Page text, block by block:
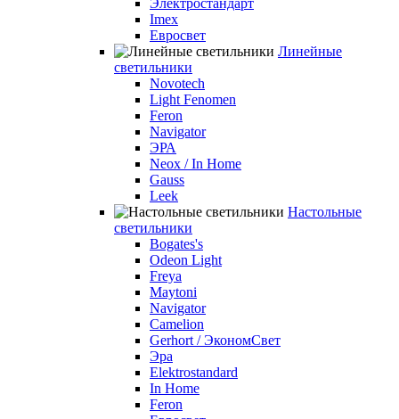
Электростандарт
Imex
Евросвет
Линейные
светильники
Novotech
Light Fenomen
Feron
Navigator
ЭРА
Neox / In Home
Gauss
Leek
Настольные
светильники
Bogates's
Odeon Light
Freya
Maytoni
Navigator
Camelion
Gerhort / ЭкономСвет
Эра
Elektrostandard
In Home
Feron